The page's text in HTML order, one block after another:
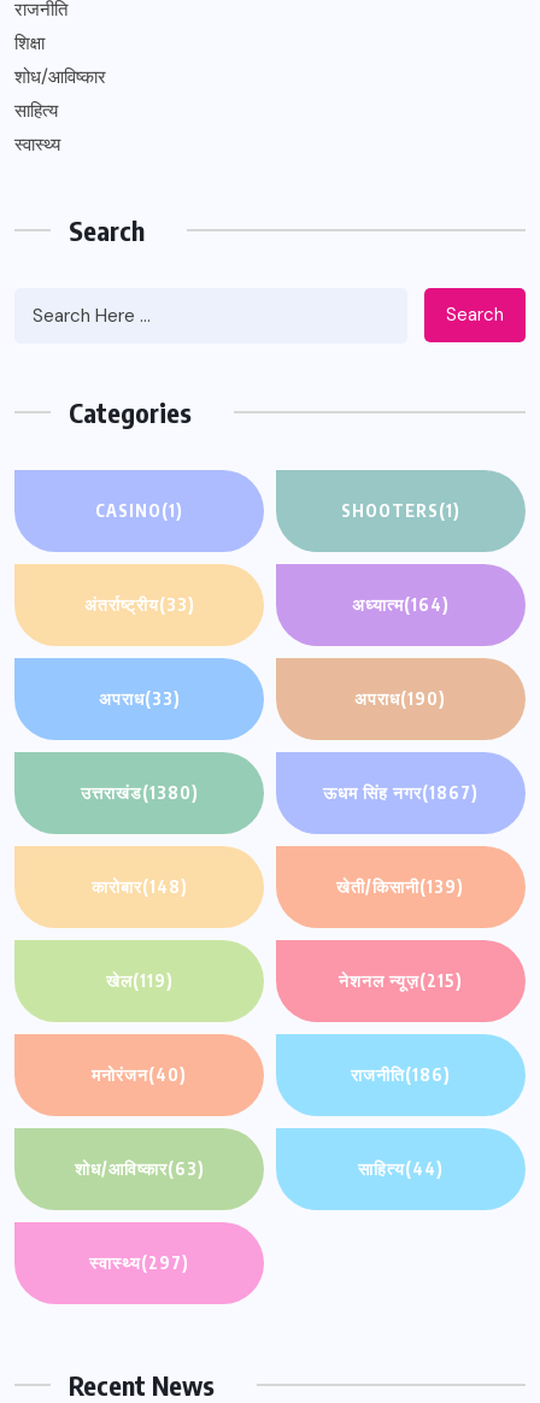
राजनीति
शिक्षा
शोध/आविष्कार
साहित्य
स्वास्थ्य
Search
Search
Categories
CASINO(1) SHOOTERS(1)
अंतर्राष्ट्रीय(33) अध्यात्म(164)
अपराध(33) अपराध(190)
उत्तराखंड(1380) ऊधम सिंह नगर(1867)
कारोबार(148) खेती/किसानी(139)
खेल(119) नेशनल न्यूज़(215)
मनोरंजन(40) राजनीति(186)
शोध/आविष्कार(63) साहित्य(44)
स्वास्थ्य(297)
Recent News